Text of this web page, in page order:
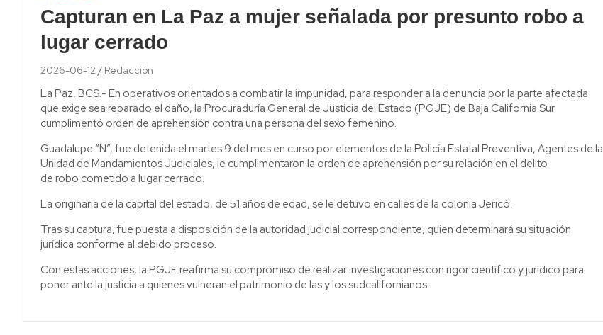
Capturan en La Paz a mujer señalada por presunto robo a
lugar cerrado
2026-06-12 Redacción
La Paz, BCS.- En operativos orientados a combatir la impunidad, para responder a la denuncia por la parte afectada
que exige sea reparado el daño, la Procuraduría General de Justicia del Estado (PGJE) de Baja California Sur
cumplimentó orden de aprehensión contra una persona del sexo femenino.
Guadalupe “N”, fue detenida el martes 9 del mes en curso por elementos de la Policía Estatal Preventiva, Agentes de la
Unidad de Mandamientos Judiciales, le cumplimentaron la orden de aprehensión por su relación en el delito
de robo cometido a lugar cerrado.
La originaria de la capital del estado, de 51 años de edad, se le detuvo en calles de la colonia Jericó.
Tras su captura, fue puesta a disposición de la autoridad judicial correspondiente, quien determinará su situación
jurídica conforme al debido proceso.
Con estas acciones, la PGJE reafirma su compromiso de realizar investigaciones con rigor científico y jurídico para
poner ante la justicia a quienes vulneran el patrimonio de las y los sudcalifornianos.